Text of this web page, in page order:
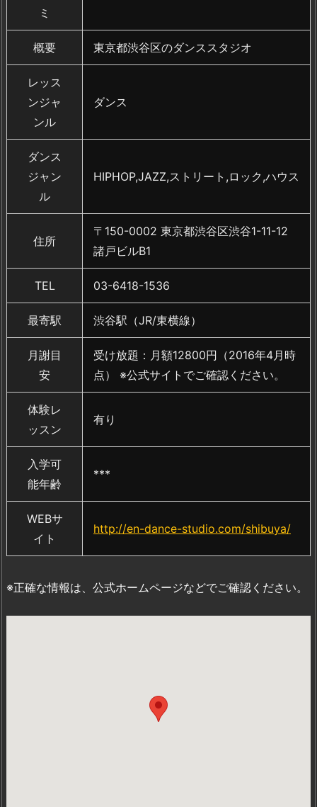
ミ
概要 東京都渋谷区のダンススタジオ
レッス
ンジャ
ンル
ダンス
ダンス
ジャン
ル
HIPHOP,JAZZ,ストリート,ロック,ハウス
住所
〒150-0002 東京都渋谷区渋谷1-11-12
諸戸ビルB1
TEL 03-6418-1536
最寄駅 渋谷駅（JR/東横線）
月謝目
安
受け放題：月額12800円（2016年4月時
点） ※公式サイトでご確認ください。
体験レ
ッスン
有り
入学可
能年齢
***
WEBサ
イト
http://en-dance-studio.com/shibuya/
※正確な情報は、公式ホームページなどでご確認ください。